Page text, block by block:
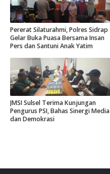
Pererat Silaturahmi, Polres Sidrap
Gelar Buka Puasa Bersama Insan
Pers dan Santuni Anak Yatim
JMSI Sulsel Terima Kunjungan
Pengurus PSI, Bahas Sinergi Media
dan Demokrasi